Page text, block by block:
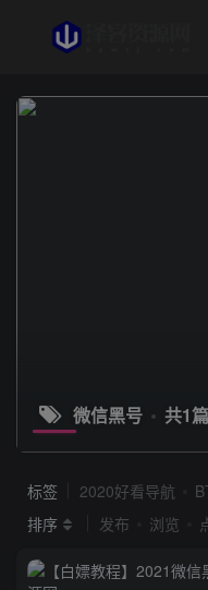
微信黑号 共1篇
标签 2020好看导航
排序
发布 浏览